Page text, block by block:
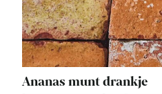
Ananas munt drankje